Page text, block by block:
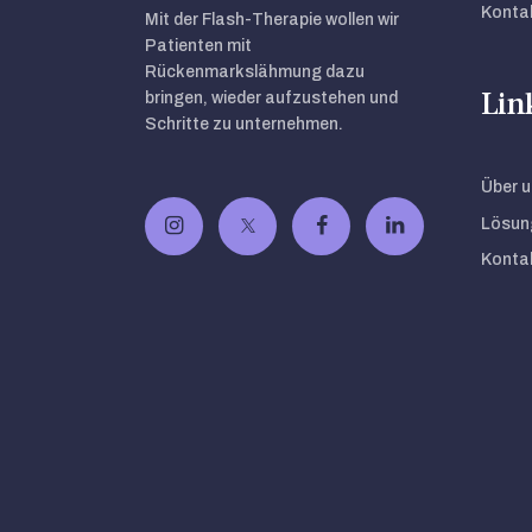
Mit der Flash-Therapie wollen wir
Patienten mit
Rückenmarkslähmung dazu
bringen, wieder aufzustehen und
Schritte zu unternehmen.
Über